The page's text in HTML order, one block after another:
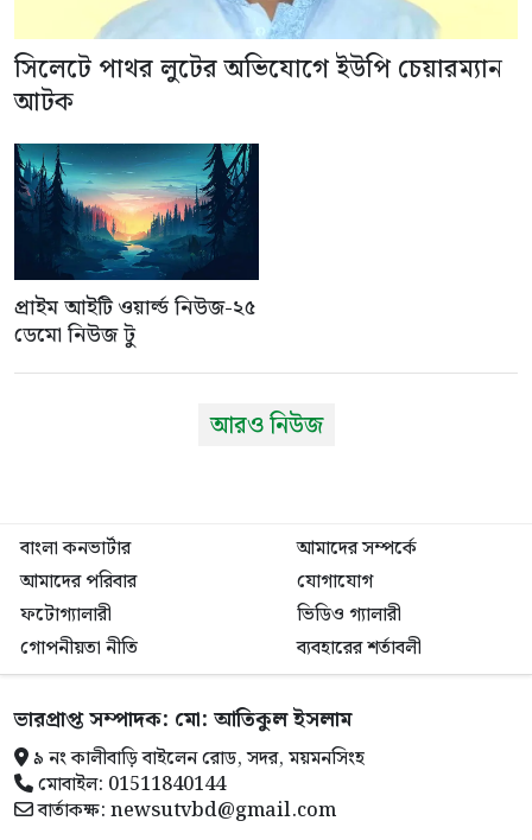
সিলেটে পাথর লুটের অভিযোগে ইউপি চেয়ারম্যান
আটক
প্রাইম আইটি ওয়ার্ল্ড নিউজ-২৫
ডেমো নিউজ টু
আরও নিউজ
বাংলা কনভার্টার
আমাদের সম্পর্কে
আমাদের পরিবার
যোগাযোগ
ফটোগ্যালারী
ভিডিও গ্যালারী
গোপনীয়তা নীতি
ব্যবহারের শর্তাবলী
ভারপ্রাপ্ত সম্পাদক: মো: আতিকুল ইসলাম
৯ নং কালীবাড়ি বাইলেন রোড, সদর, ময়মনসিংহ
মোবাইল: 01511840144
বার্তাকক্ষ: newsutvbd@gmail.com